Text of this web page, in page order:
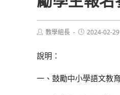
Post教學組長
Post2024-02-29
說明：
一、鼓勵中小學語文教